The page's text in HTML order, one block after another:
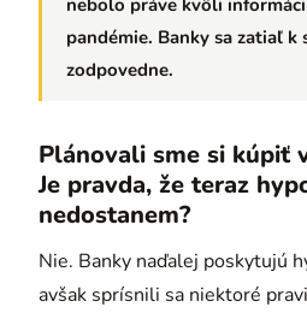
nebolo práve kvôli
pandémie. Banky sa zatiaľ
zodpovedne.
Plánovali sme si kúpiť
Je pravda, že teraz
nedostanem?
Nie. Banky naďalej poskytujú
avšak sprísnili sa niektoré